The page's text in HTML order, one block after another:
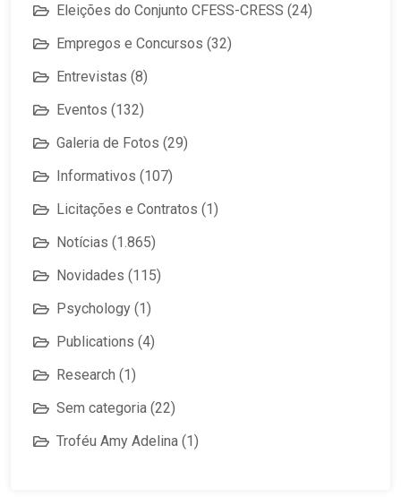
Eleições do Conjunto CFESS-CRESS (24)
Empregos e Concursos (32)
Entrevistas (8)
Eventos (132)
Galeria de Fotos (29)
Informativos (107)
Licitações e Contratos (1)
Notícias (1.865)
Novidades (115)
Psychology (1)
Publications (4)
Research (1)
Sem categoria (22)
Troféu Amy Adelina (1)